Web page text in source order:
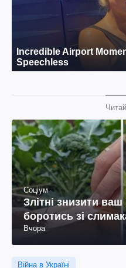
Соціум
Злітні знизити
боротись зі
Вчора
Війна в Україні